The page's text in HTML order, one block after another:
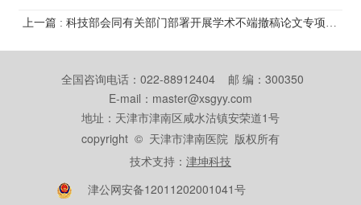
全国咨询电话：022-88912404 邮 编：300350
E-mail：master@xsgyy.com
地址：天津市津南区咸水沽镇安荣道1号
copyright © 天津市津南医院 版权所有
技术支持： 津坤科技
津公网安备12011202001041号